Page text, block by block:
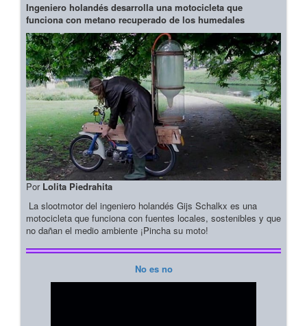
Ingeniero holandés desarrolla una motocicleta que
funciona con metano recuperado de los humedales
Por Lolita Piedrahita
La slootmotor del ingeniero holandés Gijs Schalkx es una
motocicleta que funciona con fuentes locales, sostenibles y que
no dañan el medio ambiente ¡Pincha su moto!
No es no